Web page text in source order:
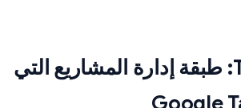
TasksBoard: طبقة إدارة المشاريع التي